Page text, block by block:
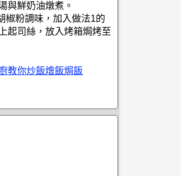
與鮮奶油燉煮。
椒粉調味，加入做法1的
起司絲，放入烤箱焗烤至
教你炒飯燴飯焗飯